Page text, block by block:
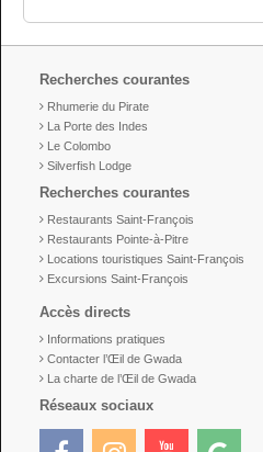
Recherches courantes
Rhumerie du Pirate
La Porte des Indes
Le Colombo
Silverfish Lodge
Recherches courantes
Restaurants Saint-François
Restaurants Pointe-à-Pitre
Locations touristiques Saint-François
Excursions Saint-François
Accès directs
Informations pratiques
Contacter l’Œil de Gwada
La charte de l’Œil de Gwada
Réseaux sociaux